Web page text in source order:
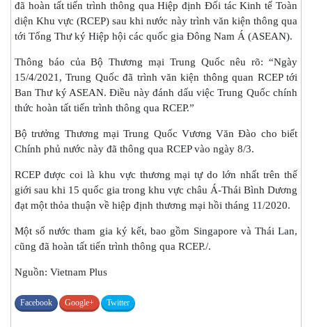
đã hoàn tất tiến trình thông qua Hiệp định Đối tác Kinh tế Toàn
diện Khu vực (RCEP) sau khi nước này trình văn kiện thông qua
tới Tổng Thư ký Hiệp hội các quốc gia Đông Nam Á (ASEAN).
Thông báo của Bộ Thương mại Trung Quốc nêu rõ: “Ngày
15/4/2021, Trung Quốc đã trình văn kiện thông quan RCEP tới
Ban Thư ký ASEAN. Điều này đánh dấu việc Trung Quốc chính
thức hoàn tất tiến trình thông qua RCEP.”
Bộ trưởng Thương mại Trung Quốc Vương Văn Đào cho biết
Chính phủ nước này đã thông qua RCEP vào ngày 8/3.
RCEP được coi là khu vực thương mại tự do lớn nhất trên thế
giới sau khi 15 quốc gia trong khu vực châu Á-Thái Bình Dương
đạt một thỏa thuận về hiệp định thương mại hồi tháng 11/2020.
Một số nước tham gia ký kết, bao gồm Singapore và Thái Lan,
cũng đã hoàn tất tiến trình thông qua RCEP./.
Nguồn: Vietnam Plus
Facebook Google+ Twitter